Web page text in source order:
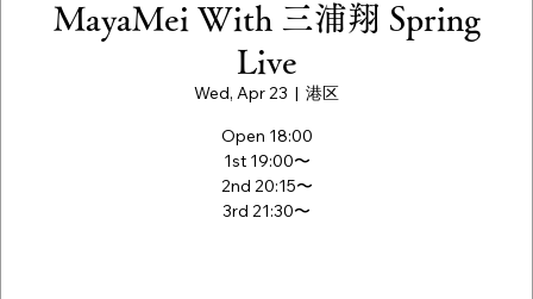
MayaMei With 三浦翔 Spring
Live
Wed, Apr 23
  |
港区
Open 18:00
1st 19:00〜
2nd 20:15〜
3rd 21:30〜